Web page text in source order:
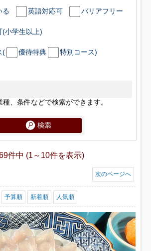
る 英語対応可 バリアフリー
(小学生以上)
( 優待特典 特別コース)
、条件などで検索ができます。
件中 (1～10件を表示)
次のページへ
予算順 新着順 人気順